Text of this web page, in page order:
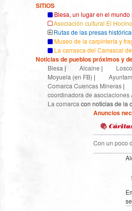
SITIOS
Blesa, un lugar en el mundo
Asociación cultural El
Rutas de las presas
Museo de la carpintería y
La carrasca del Carrascal
Noticias de pueblos próximos y
Blesa | Alcaine |
Moyuela (en FB) |
Comarca Cuencas Mineras |
coordinadora de asociaciones
La comarca con noticias de la
Anuncios
Con un poco